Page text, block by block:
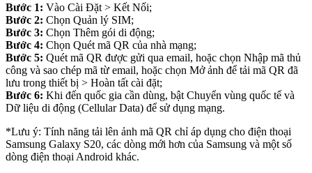
Bước 1: Vào Cài Đặt > Kết Nối;
Bước 2: Chọn Quản lý SIM;
Bước 3: Chọn Thêm gói di động;
Bước 4: Chọn Quét mã QR của nhà mạng;
Bước 5: Quét mã QR được gửi qua email, hoặc chọn Nhập mã thủ
công và sao chép mã từ email, hoặc chọn Mở ảnh để tải mã QR đã
lưu trong thiết bị > Hoàn tất cài đặt;
Bước 6: Khi đến quốc gia cần dùng, bật Chuyển vùng quốc tế và
Dữ liệu di động (Cellular Data) để sử dụng mạng.
*Lưu ý: Tính năng tải lên ảnh mã QR chỉ áp dụng cho điện thoại
Samsung Galaxy S20, các dòng mới hơn của Samsung và một số
dòng điện thoại Android khác.